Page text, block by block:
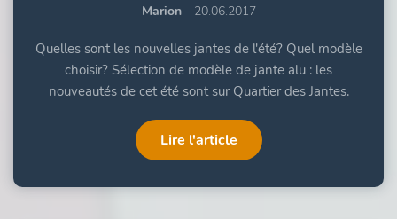
Marion - 20.06.2017
Quelles sont les nouvelles jantes de l'été? Quel modèle
choisir? Sélection de modèle de jante alu : les
nouveautés de cet été sont sur Quartier des Jantes.
Lire l'article